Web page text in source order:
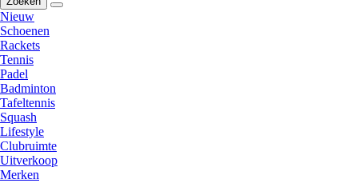
Nieuw
Schoenen
Rackets
Tennis
Padel
Badminton
Tafeltennis
Squash
Lifestyle
Clubruimte
Uitverkoop
Merken